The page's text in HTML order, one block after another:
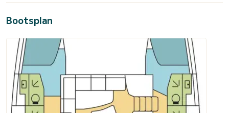
Bootsplan